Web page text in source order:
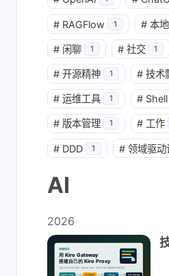
互动
最新
6-17-2026
# RAGFlow 1 # 本
# 闲聊 1 # 社交 1
# 开源精神 1 # 技术
# 运维工具 1 # Shell
# 版本管理 1 # 工作
# DDD 1 # 领域驱动
AI
2026